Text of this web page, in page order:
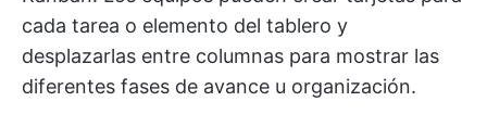
cada tarea o elemento del tablero y
desplazarlas entre columnas para mostrar las
diferentes fases de avance u organización.